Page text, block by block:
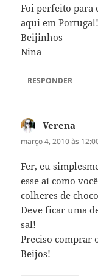
Foi perfeito para
aqui em Portugal!
Beijinhos
Nina
RESPONDER
Verena
março 4, 2010 às
Fer, eu
esse aí como
colheres de
Deve ficar uma
sal!
Preciso comprar
Beijos!